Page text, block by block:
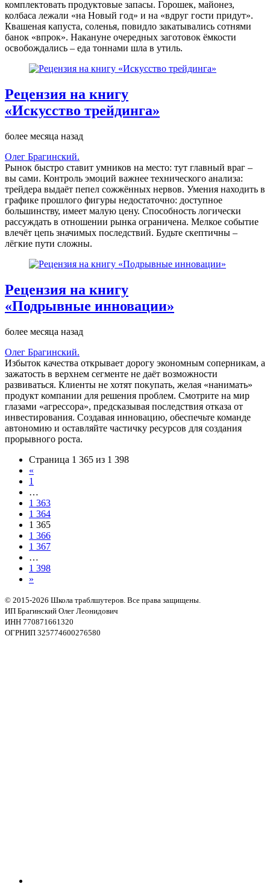
комплектовать продуктовые запасы. Горошек, майонез,
колбаса лежали «на Новый год» и на «вдруг гости придут».
Квашеная капуста, соленья, повидло закатывались сотнями
банок «впрок». Накануне очередных заготовок ёмкости
освобождались – еда тоннами шла в утиль.
Рецензия на книгу
«Искусство трейдинга»
более месяца назад
Олег Брагинский.
Рынок быстро ставит умников на место: тут главный враг –
вы сами. Контроль эмоций важнее технического анализа:
трейдера выдаёт пепел сожжённых нервов. Умения находить в
графике прошлого фигуры недостаточно: доступное
большинству, имеет малую цену. Способность логически
рассуждать в отношении рынка ограничена. Мелкое событие
влечёт цепь значимых последствий. Будьте скептичны –
лёгкие пути сложны.
Рецензия на книгу
«Подрывные инновации»
более месяца назад
Олег Брагинский.
Избыток качества открывает дорогу экономным соперникам, а
зажатость в верхнем сегменте не даёт возможности
развиваться. Клиенты не хотят покупать, желая «нанимать»
продукт компании для решения проблем. Смотрите на мир
глазами «агрессора», предсказывая последствия отказа от
инвестирования. Создавая инновацию, обеспечьте команде
автономию и оставляйте частичку ресурсов для создания
прорывного роста.
Страница 1 365 из 1 398
«
1
…
1 363
1 364
1 365
1 366
1 367
…
1 398
»
© 2015-2026 Школа траблшутеров. Все права защищены.
ИП Брагинский Олег Леонидович
ИНН 770871661320
ОГРНИП 325774600276580